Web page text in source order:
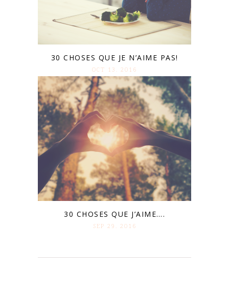
30 CHOSES QUE JE N’AIME PAS!
OCT 13. 2016
30 CHOSES QUE J’AIME….
SEP 29. 2016